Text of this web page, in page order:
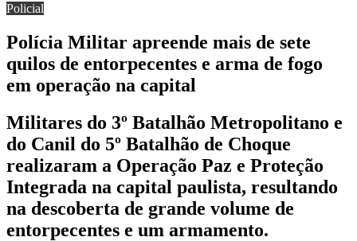
Policial
Polícia Militar apreende mais de sete
quilos de entorpecentes e arma de fogo
em operação na capital
Militares do 3º Batalhão Metropolitano e
do Canil do 5º Batalhão de Choque
realizaram a Operação Paz e Proteção
Integrada na capital paulista, resultando
na descoberta de grande volume de
entorpecentes e um armamento.